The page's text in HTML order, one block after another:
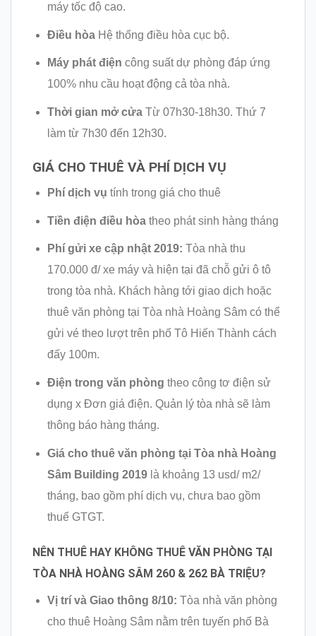
máy tốc độ cao.
Điều hòa Hệ thống điều hòa cục bộ.
Máy phát điện công suất dự phòng đáp ứng
100% nhu cầu hoạt động cả tòa nhà.
Thời gian mở cửa Từ 07h30-18h30. Thứ 7
làm từ 7h30 đến 12h30.
GIÁ CHO THUÊ VÀ PHÍ DỊCH VỤ
Phí dịch vụ tính trong giá cho thuê
Tiền điện điều hòa theo phát sinh hàng tháng
Phí gửi xe cập nhật 2019: Tòa nhà thu
170.000 đ/ xe máy và hiện tại đã chỗ gửi ô tô
trong tòa nhà. Khách hàng tới giao dịch hoặc
thuê văn phòng tại Tòa nhà Hoàng Sâm có thể
gửi vé theo lượt trên phố Tô Hiến Thành cách
đấy 100m.
Điện trong văn phòng theo công tơ điện sử
dụng x Đơn giá điện. Quản lý tòa nhà sẽ làm
thông báo hàng tháng.
Giá cho thuê văn phòng tại Tòa nhà Hoàng
Sâm Building 2019là khoảng 13 usd/ m2/
tháng, bao gồm phí dịch vụ, chưa bao gồm
thuế GTGT.
NÊN THUÊ HAY KHÔNG THUÊ VĂN PHÒNG TẠI
TÒA NHÀ HOÀNG SÂM 260 & 262 BÀ TRIỆU?
Vị trí và Giao thông 8/10: Tòa nhà văn phòng
cho thuê Hoàng Sâm nằm trên tuyến phố Bà